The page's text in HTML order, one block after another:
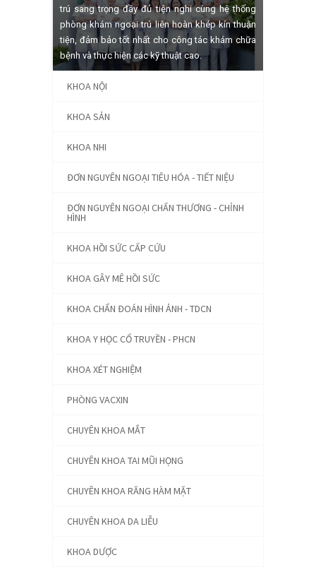
trú sang trọng đầy đủ tiện nghi cùng hệ thống
phòng khám ngoại trú liên hoàn khép kín thuận
tiện, đảm bảo tốt nhất cho công tác khám chữa
bệnh và thực hiện các kỹ thuật cao.
KHOA NỘI
KHOA SẢN
KHOA NHI
ĐƠN NGUYÊN NGOẠI TIÊU HÓA - TIẾT NIỆU
ĐƠN NGUYÊN NGOẠI CHẤN THƯƠNG - CHỈNH
HÌNH
KHOA HỒI SỨC CẤP CỨU
KHOA GÂY MÊ HỒI SỨC
KHOA CHẨN ĐOÁN HÌNH ẢNH - TDCN
KHOA Y HỌC CỔ TRUYỀN - PHCN
KHOA XÉT NGHIỆM
PHÒNG VACXIN
CHUYÊN KHOA MẮT
CHUYÊN KHOA TAI MŨI HỌNG
CHUYÊN KHOA RĂNG HÀM MẶT
CHUYÊN KHOA DA LIỄU
KHOA DƯỢC